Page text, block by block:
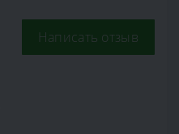
Написать отзыв